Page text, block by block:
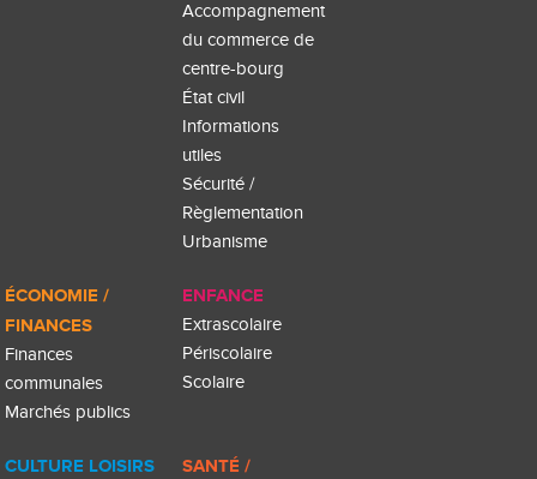
Accompagnement
du commerce de
centre-bourg
État civil
Informations
utiles
Sécurité /
Règlementation
Urbanisme
ÉCONOMIE /
FINANCES
Finances
communales
Marchés publics
ENFANCE
Extrascolaire
Périscolaire
Scolaire
CULTURE LOISIRS
SANTÉ /